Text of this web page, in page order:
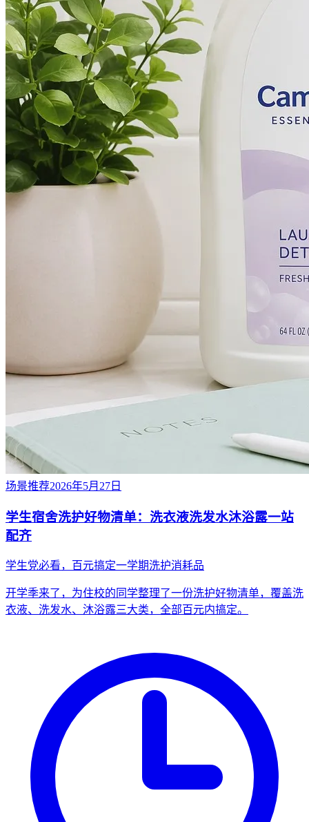
场景推荐2026年5月27日
学生宿舍洗护好物清单：洗衣液洗发水沐浴露一站
配齐
学生党必看，百元搞定一学期洗护消耗品
开学季来了，为住校的同学整理了一份洗护好物清单，覆盖洗
衣液、洗发水、沐浴露三大类，全部百元内搞定。